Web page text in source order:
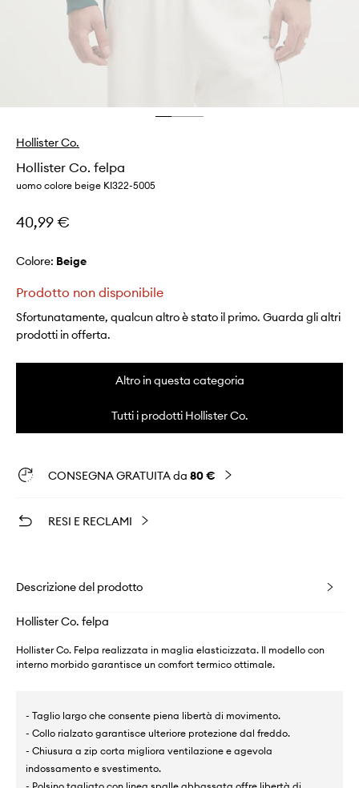
Hollister Co.
Hollister Co. felpa
uomo colore beige KI322-5005
40,99 €
Colore: beige
Prodotto non disponibile
Sfortunatamente, qualcun altro è stato il primo. Guarda gli altri
prodotti in offerta.
Altro in questa categoria
Tutti i prodotti Hollister Co.
CONSEGNA GRATUITA da 80 €
RESI E RECLAMI
Descrizione del prodotto
Hollister Co. felpa
Hollister Co. Felpa realizzata in maglia elasticizzata. Il modello con
interno morbido garantisce un comfort termico ottimale.
- Taglio largo che consente piena libertà di movimento.
- Collo rialzato garantisce ulteriore protezione dal freddo.
- Chiusura a zip corta migliora ventilazione e agevola
indossamento e svestimento.